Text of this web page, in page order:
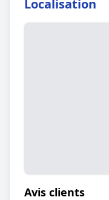
Localisation
Avis clients